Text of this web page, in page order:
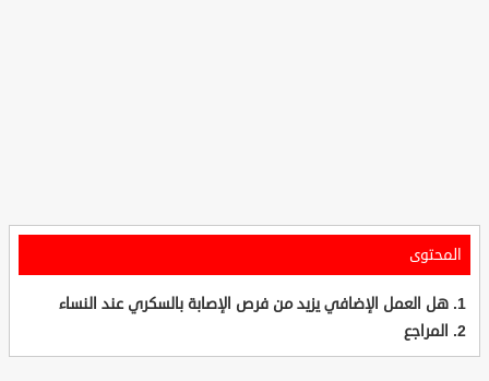
المحتوى
هل العمل الإضافي يزيد من فرص الإصابة بالسكري عند النساء
المراجع